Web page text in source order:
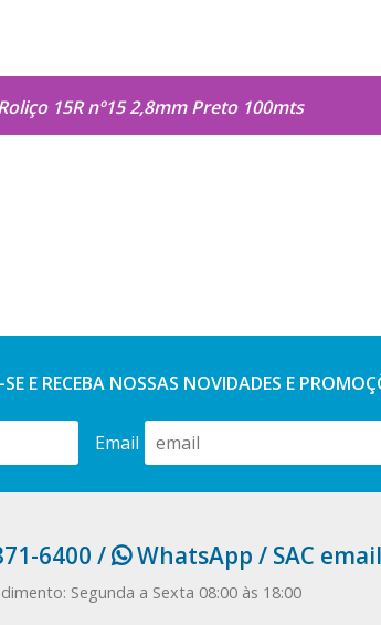
15R nº15 2,8mm Preto 100mts
E RECEBA NOSSAS NOVIDADES E
Email
6400 / WhatsApp / SAC email
Segunda a Sexta 08:00 às 18:00